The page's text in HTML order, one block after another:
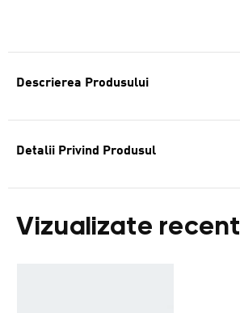
Descrierea Produsului
Detalii Privind Produsul
Vizualizate recent